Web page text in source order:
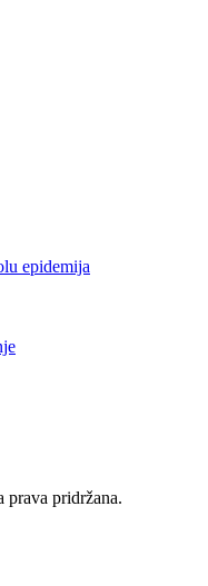
epidemija
pridržana.